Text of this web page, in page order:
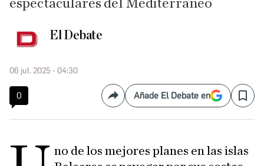
espectaculares del Mediterráneo
El Debate
06 jul. 2025 - 04:30
0 CompartirAñade El Debate en Save
no de los mejores planes en las islas